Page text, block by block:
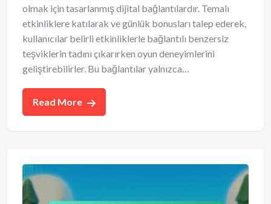
olmak için tasarlanmış dijital bağlantılardır. Temalı
etkinliklere katılarak ve günlük bonusları talep ederek,
kullanıcılar belirli etkinliklerle bağlantılı benzersiz
teşviklerin tadını çıkarırken oyun deneyimlerini
geliştirebilirler. Bu bağlantılar yalnızca…
Read More